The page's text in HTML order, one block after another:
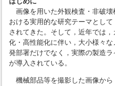
画像を用いた外観検査・非破壊
おける実用的な研究テーマとし
されてきた。そして，近年では
化・高性能化に伴い，大小様々
発部署だけでなく，実際の製造
が導入されている。
機械部品等を撮影した画像か